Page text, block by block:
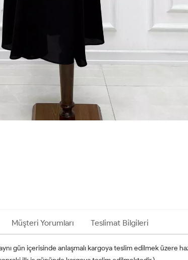
Müşteri Yorumları Teslimat Bilgileri
gün içerisinde anlaşmalı kargoya teslim edilmek üzere